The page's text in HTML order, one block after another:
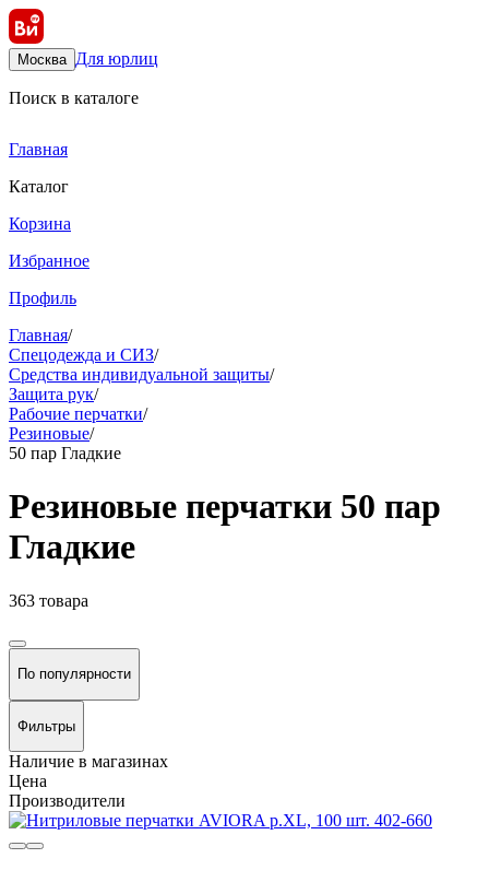
Москва Для юрлиц
Поиск в каталоге
Главная
Каталог
Корзина
Избранное
Профиль
Главная/
Спецодежда и СИЗ/
Средства индивидуальной защиты/
Защита рук/
Рабочие перчатки/
Резиновые/
50 пар Гладкие
Резиновые перчатки 50 пар
Гладкие
363 товара
По популярности
Фильтры
Наличие в магазинах
Цена
Производители